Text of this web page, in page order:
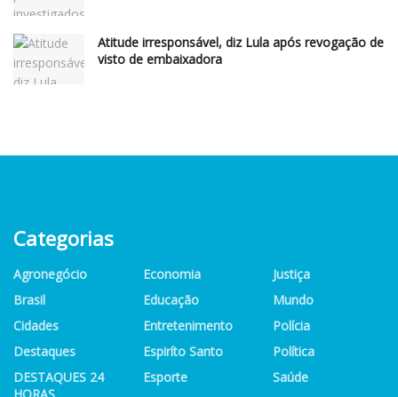
Atitude irresponsável, diz Lula após revogação de
visto de embaixadora
Categorias
Agronegócio
Brasil
Cidades
Destaques
DESTAQUES 24
Economia
Educação
Entretenimento
Espiríto Santo
Esporte
Justiça
Mundo
Polícia
Política
Saúde